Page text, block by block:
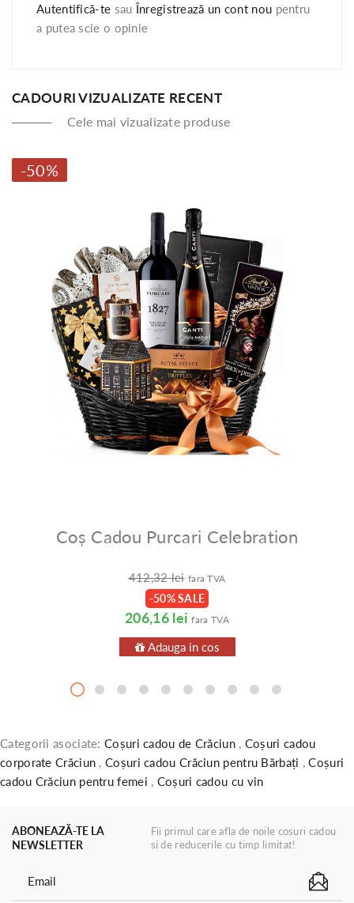
Autentifică-te sau Înregistrează un cont nou pentru
a putea scie o opinie
CADOURI VIZUALIZATE RECENT
Cele mai vizualizate produse
-50%
Coș Cadou Purcari Celebration
412,32 lei fara TVA
-50% SALE
206,16 lei fara TVA
Adauga in cos
Categorii asociate:Coșuri cadou de Crăciun
Coșuri cadou
corporate Crăciun
,Coșuri cadou Crăciun pentru Bărbați ,Coșuri
cadou Crăciun pentru femei
Coșuri cadou cu vin
ABONEAZĂ-TE LA
NEWSLETTER
Fii primul care afla de noile cosuri cadou
si de reducerile cu timp limitat!